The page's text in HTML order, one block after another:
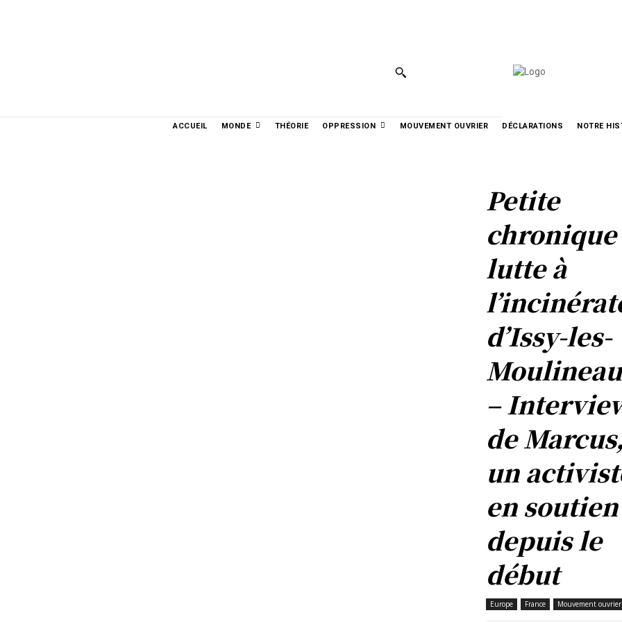
ACCUEIL MONDE THÉORIE OPPRESSION MOUVEMENT OUVRIER DÉCLARATIONS NOTRE
Petite
chronique
lutte à
d’Issy-les-
–
de Marcus,
un
en soutien
depuis le
début
Europe France Mouvement ouvrier